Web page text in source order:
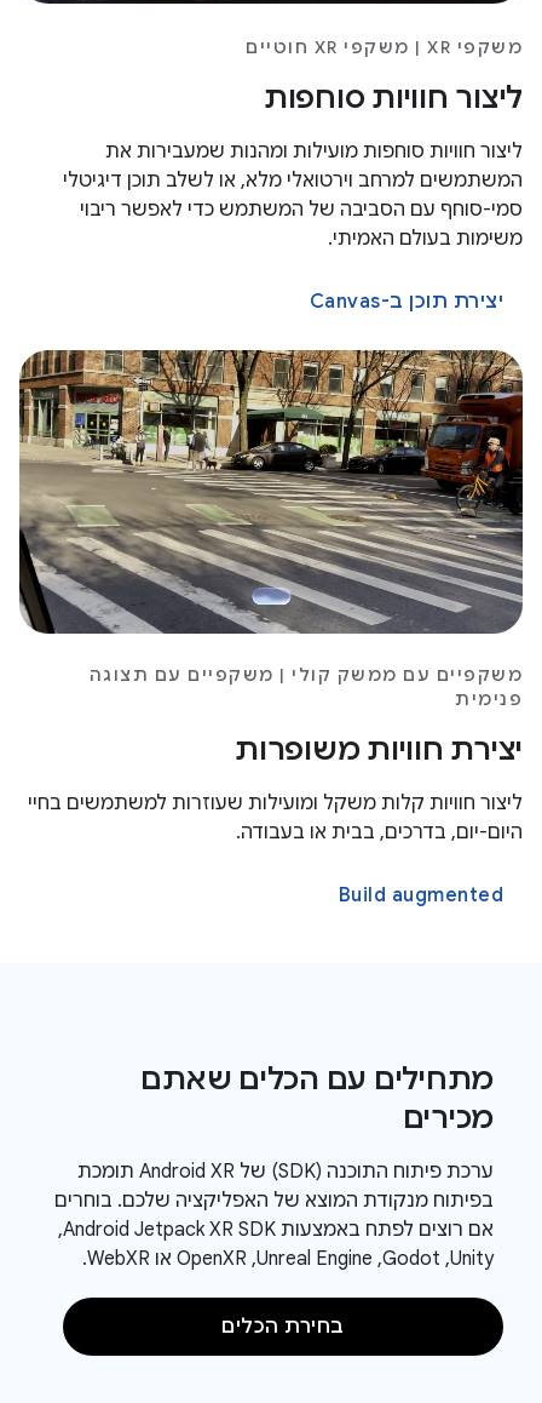
משקפי XR | משקפי XR חוטיים
ליצור חוויות סוחפות
ליצור חוויות סוחפות מועילות ומהנות שמעבירות את
המשתמשים למרחב וירטואלי מלא, או לשלב תוכן דיגיטלי
סמי-סוחף עם הסביבה של המשתמש כדי לאפשר ריבוי
משימות בעולם האמיתי.
יצירת תוכן ב-Canvas
משקפיים עם ממשק קולי | משקפיים עם תצוגה
פנימית
יצירת חוויות משופרות
ליצור חוויות קלות משקל ומועילות שעוזרות למשתמשים בחיי
היום-יום, בדרכים, בבית או בעבודה.
Build augmented
מתחילים עם הכלים שאתם
מכירים
ערכת פיתוח התוכנה (SDK) של Android XR תומכת
בפיתוח מנקודת המוצא של האפליקציה שלכם. בוחרים
אם רוצים לפתח באמצעות Android Jetpack XR SDK,‏
Unity,‏ Godot,‏ Unreal Engine,‏ OpenXR או WebXR.
בחירת הכלים